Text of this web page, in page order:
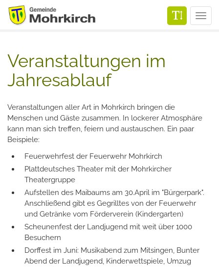
Veranstaltungen im
Jahresablauf
Veranstaltungen aller Art in Mohrkirch bringen die
Menschen und Gäste zusammen. In lockerer Atmosphäre
kann man sich treffen, feiern und austauschen. Ein paar
Beispiele:
Feuerwehrfest der Feuerwehr Mohrkirch
Plattdeutsches Theater mit der Mohrkircher
Theatergruppe
Aufstellen des Maibaums am 30.April im "Bürgerpark".
Anschließend gibt es Gegrilltes von der Feuerwehr
und Getränke vom Förderverein (Kindergarten)
Scheunenfest der Landjugend mit weit über 1000
Besuchern
Dorffest im Juni: Musikabend zum Mitsingen, Bunter
Abend der Landjugend, Kinderwettspiele, Umzug